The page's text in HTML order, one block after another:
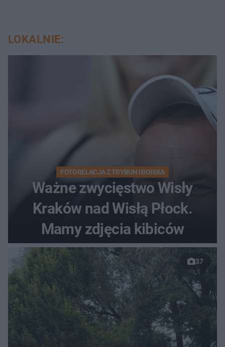
LOKALNIE:
FOTORELACJA Z TRYBUN I BOISKA
Ważne zwycięstwo Wisły
Kraków nad Wisłą Płock.
Mamy zdjęcia kibiców
37